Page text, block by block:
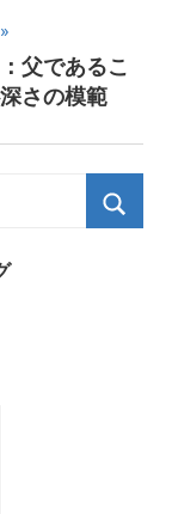
父であるこ
さの模範